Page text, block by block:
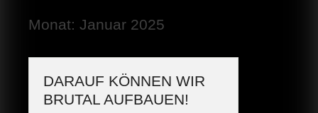
Monat: Januar 2025
DARAUF KÖNNEN WIR
BRUTAL AUFBAUEN!